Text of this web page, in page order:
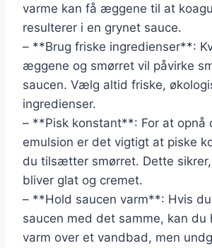
varme kan få æggene til at
resulterer i en grynet sauce.
– **Brug friske ingredienser**:
æggene og smørret vil påvirke
saucen. Vælg altid friske,
ingredienser.
– **Pisk konstant**: For at opnå
emulsion er det vigtigt at piske
du tilsætter smørret. Dette
bliver glat og cremet.
– **Hold saucen varm**: Hvis
saucen med det samme, kan du
varm over et vandbad, men